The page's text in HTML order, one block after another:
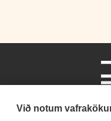
Við notum